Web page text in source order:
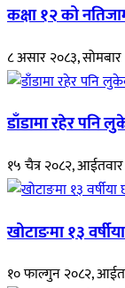
कक्षा १२ को
८ असार २०८३, सोमबार
डाँडामा रहेर पनि
१५ चैत्र २०८२, आईतवार
खोटाङमा १३
१० फाल्गुन २०८२,